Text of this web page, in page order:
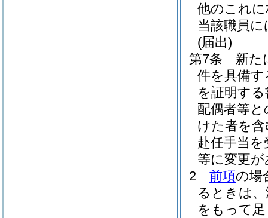
他のこれ
当該職員
(届出)
第7条
新た
件を具備
を証明す
配偶者等
けた者を
赴任手当
等に変更
2
前項の場
るときは
をもって